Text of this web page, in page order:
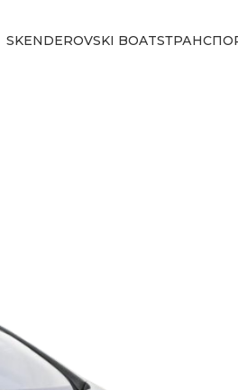
SKENDEROVSKI BOATS